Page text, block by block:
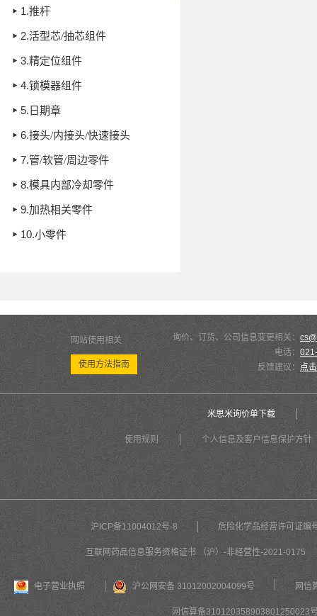
1.推杆
2.活型芯/抽芯组件
3.精定位组件
4.锁模器组件
5. 日期章
6.接头/内接头/快速接头
7.管/软管/周边零件
8.模具内部冷却零件
9.加热相关零件
10.小零件